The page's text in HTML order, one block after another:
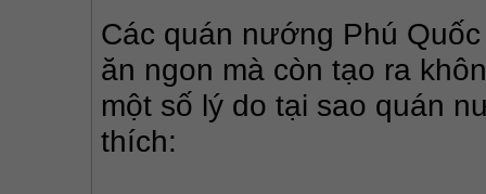
Các quán nướng Phú
ăn ngon mà còn tạo ra
một số lý do tại sao quán
thích: